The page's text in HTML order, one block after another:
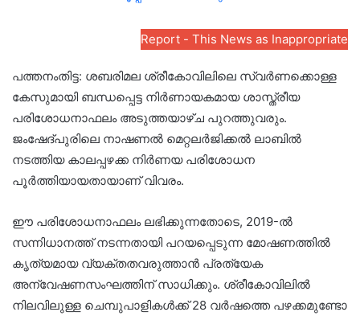
Report - This News as Inappropriate
പത്തനംതിട്ട: ശബരിമല ശ്രീകോവിലിലെ സ്വർണക്കൊള്ള
കേസുമായി ബന്ധപ്പെട്ട നിർണായകമായ ശാസ്ത്രീയ
പരിശോധനാഫലം അടുത്തയാഴ്ച പുറത്തുവരും.
ജംഷേദ്പുരിലെ നാഷണൽ മെറ്റലർജിക്കൽ ലാബിൽ
നടത്തിയ കാലപ്പഴക്ക നിർണയ പരിശോധന
പൂർത്തിയായതായാണ് വിവരം.
ഈ പരിശോധനാഫലം ലഭിക്കുന്നതോടെ, 2019-ൽ
സന്നിധാനത്ത് നടന്നതായി പറയപ്പെടുന്ന മോഷണത്തിൽ
കൃത്യമായ വ്യക്തതവരുത്താൻ പ്രത്യേക
അന്വേഷണസംഘത്തിന് സാധിക്കും. ശ്രീകോവിലിൽ
നിലവിലുള്ള ചെമ്പുപാളികൾക്ക് 28 വർഷത്തെ പഴക്കമുണ്ടോ